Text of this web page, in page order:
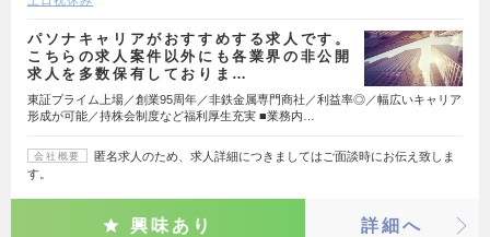
パソナキャリアがおすすめする求人です。
こちらの求人案件以外にも各業界の非公開
求人を多数保有しておりま…
東証プライム上場／創業95周年／非鉄金属専門商社／利益率◎／幅広いキャリア
形成が可能／持株会制度など福利厚生充実 ■業務内…
会社概要
匿名求人のため、求人詳細につきましてはご面談時にお伝え致しま
す。
興味あり 詳細へ